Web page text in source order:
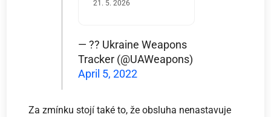
21. 5. 2026
— ?? Ukraine Weapons
Tracker (@UAWeapons)
April 5, 2022
Za zmínku stojí také to, že obsluha nenastavuje